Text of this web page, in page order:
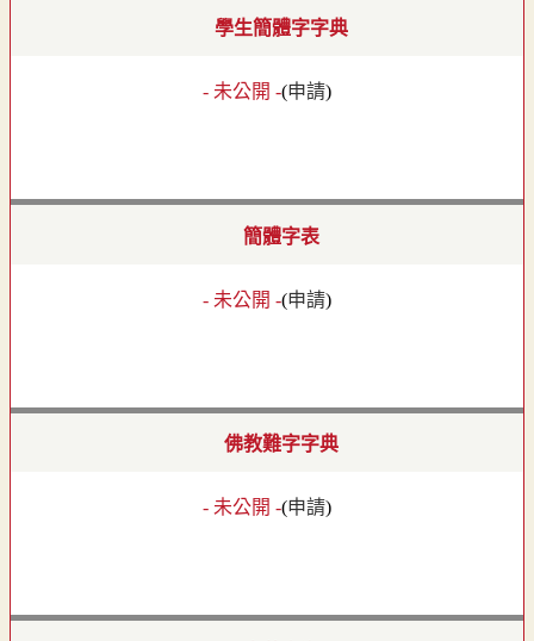
學生簡體字字典
- 未公開 -(申請)
簡體字表
- 未公開 -(申請)
佛教難字字典
- 未公開 -(申請)